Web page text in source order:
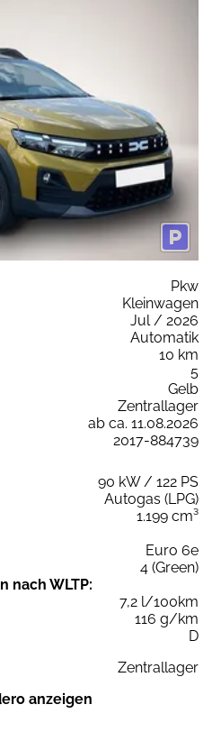
Pkw
Kleinwagen
Jul / 2026
Automatik
10 km
5
Gelb
Zentrallager
ab ca. 11.08.2026
2017-884739
90 kW / 122 PS
Autogas (LPG)
1.199 cm³
Euro 6e
4 (Green)
nach WLTP:
7,2 l/100km
116 g/km
D
Zentrallager
anzeigen